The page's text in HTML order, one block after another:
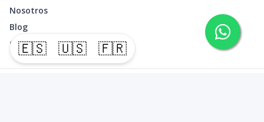
🇪🇸 🇺🇸 🇫🇷
Nosotros
Blog
Contacto